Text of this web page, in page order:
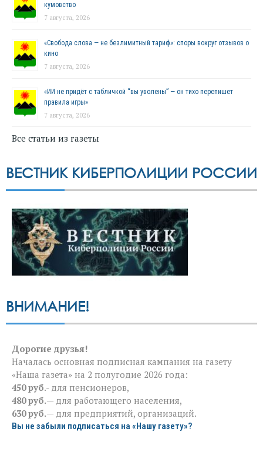
кумовство
7 августа, 2026
«Свобода слова — не безлимитный тариф»: споры вокруг отзывов о
кино
7 августа, 2026
«ИИ не придёт с табличкой “вы уволены” — он тихо перепишет
правила игры»
7 августа, 2026
Все статьи из газеты
ВЕСТНИК КИБЕРПОЛИЦИИ РОССИИ
ВНИМАНИЕ!
Дорогие друзья!
Началась основная подписная кампания на газету
«Наша газета» на 2 полугодие 2026 года:
450 руб.- для пенсионеров,
480 руб.— для работающего населения,
630 руб.— для предприятий, организаций.
Вы не забыли подписаться на «Нашу газету»?